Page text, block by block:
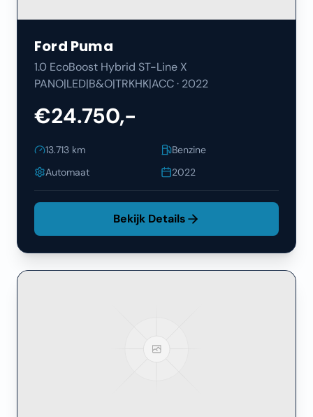
Ford Puma
1.0 EcoBoost Hybrid ST-Line X
PANO|LED|B&O|TRKHK|ACC· 2022
€24.750,-
13.713 km
Benzine
Automaat
2022
Bekijk Details